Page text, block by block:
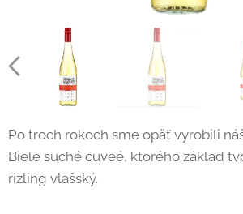
Po troch rokoch sme opäť vyrobili
Biele suché cuveé, ktorého základ
rizling vlašský.